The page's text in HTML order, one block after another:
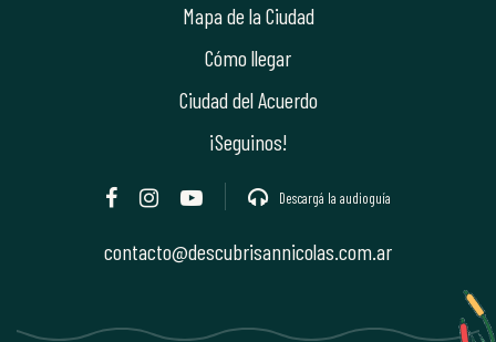
Mapa de la Ciudad
Cómo llegar
Ciudad del Acuerdo
¡Seguinos!
Descargá la audioguía
contacto@descubrisannicolas.com.ar